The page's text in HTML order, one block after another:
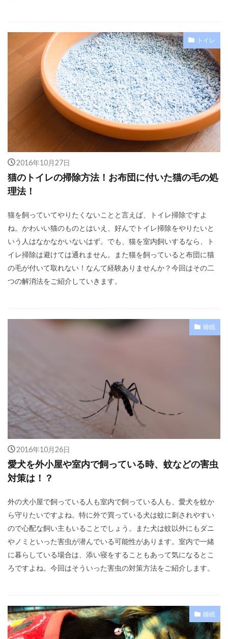
トイレ
2016年10月27日
猫のトイレの掃除方法！お布団に付いた猫の毛の処
理法！
猫を飼っていてやりたくないことと言えば、トイレ掃除ですよ
ね。かわいい猫のものとはいえ、好んでトイレ掃除をやりたいと
いう人はなかなかいないはず。でも、猫を室内飼いするなら、ト
イレ掃除は避けては通れません。また猫を飼っていると布団に猫
の毛が付いて取れない！なんて経験ありませんか？今回はその二
つの解消法をご紹介していきます。
睡眠
2016年10月26日
愛犬を外小屋や室内で飼っている時、蚊などの害虫
対策は！？
外の犬小屋で飼っている人も室内で飼っている人も、愛犬を蚊か
ら守りたいですよね。特に外で買っている犬は蚊に刺されやすい
ので心配な飼い主もいることでしょう。また犬は蚊以外にもダニ
やノミといった害虫が潜んでいる可能性があります。室内で一緒
に暮らしている場合は、添い寝をすることもあって気になるとこ
ろですよね。今回はそういった害虫の対策方法をご紹介します。
睡眠